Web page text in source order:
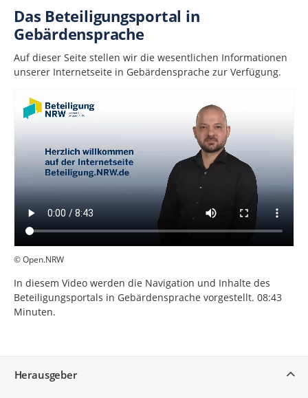
Das Beteiligungsportal in
Gebärdensprache
Auf dieser Seite stellen wir die we­sent­lichen In­for­ma­tionen
unserer In­ter­netseite in Ge­bär­den­sprache zur Ver­fügung.
© Open.NRW
In diesem Video werden die Navigation und Inhalte des
Beteiligungsportals in Gebärdensprache vorgestellt. 08:43
Minuten.
Herausgeber